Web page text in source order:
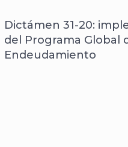
Dictámen 31-20:
del Programa Global
Endeudamiento